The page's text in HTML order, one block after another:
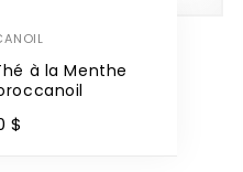
à la Menthe
$